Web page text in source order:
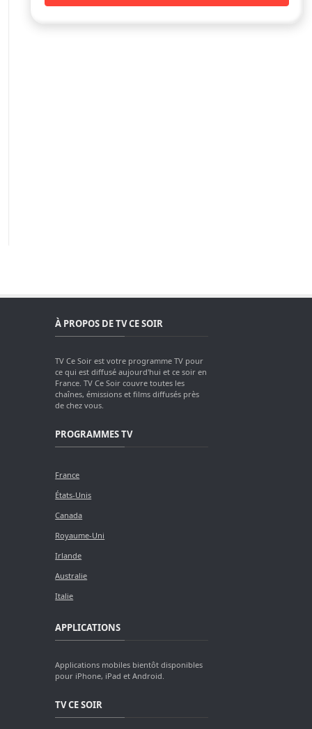
À PROPOS DE TV CE SOIR
TV Ce Soir est votre programme TV pour
ce qui est diffusé aujourd'hui et ce soir en
France. TV Ce Soir couvre toutes les
chaînes, émissions et films diffusés près
de chez vous.
PROGRAMMES TV
France
États-Unis
Canada
Royaume-Uni
Irlande
Australie
Italie
APPLICATIONS
Applications mobiles bientôt disponibles
pour iPhone, iPad et Android.
TV CE SOIR